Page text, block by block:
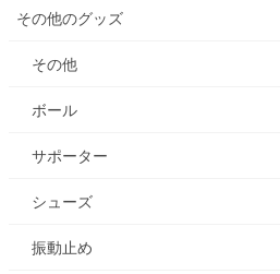
その他のグッズ
その他
ボール
サポーター
シューズ
振動止め